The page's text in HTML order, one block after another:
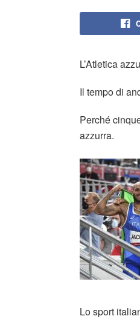
L’Atletica
Il tempo di
Perché
azzurra.
Lo sport